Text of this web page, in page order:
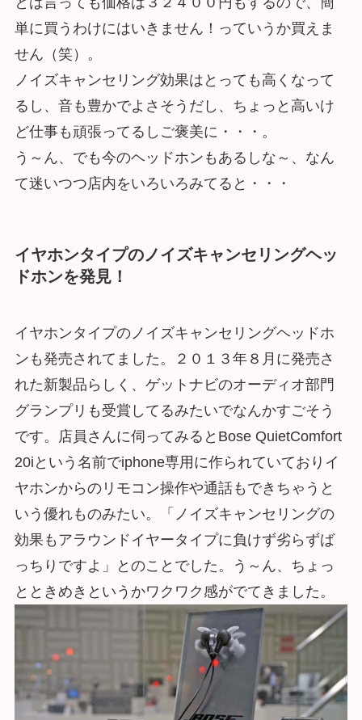
単に買うわけにはいきません！っていうか買えま
せん（笑）。
ノイズキャンセリング効果はとっても高くなって
るし、音も豊かでよさそうだし、ちょっと高いけ
ど仕事も頑張ってるしご褒美に・・・。
う～ん、でも今のヘッドホンもあるしな～、なん
て迷いつつ店内をいろいろみてると・・・
イヤホンタイプのノイズキャンセリングヘッ
ドホンを発見！
イヤホンタイプのノイズキャンセリングヘッドホ
ンも発売されてました。２０１３年８月に発売さ
れた新製品らしく、ゲットナビのオーディオ部門
グランプリも受賞してるみたいでなんかすごそう
です。店員さんに伺ってみるとBose QuietComfort
20iという名前でiphone専用に作られていておりイ
ヤホンからのリモコン操作や通話もできちゃうと
いう優れものみたい。「ノイズキャンセリングの
効果もアラウンドイヤータイプに負けず劣らずば
っちりですよ」とのことでした。う～ん、ちょっ
とときめきというかワクワク感がでてきました。